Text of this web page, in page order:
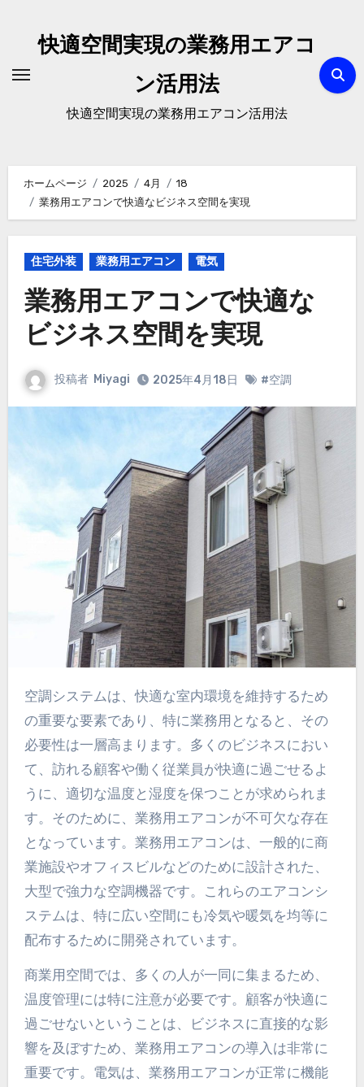
快適空間実現の業務用エアコ
ン活用法
快適空間実現の業務用エアコン活用法
ホームページ 2025 4月
18
業務用エアコンで快適なビジネス空間を実現
住宅外装 業務用エアコン 電気
業務用エアコンで快適な
ビジネス空間を実現
投稿者 Miyagi 2025年4月18日 #空調
空調システムは、快適な室内環境を維持するため
の重要な要素であり、特に業務用となると、その
必要性は一層高まります。 多くのビジネスにおい
て、訪れる顧客や働く従業員が快適に過ごせるよ
うに、適切な温度と湿度を保つことが求められま
す。そのために、業務用エアコンが不可欠な存在
となっています。業務用エアコンは、一般的に商
業施設やオフィスビルなどのために設計された、
大型で強力な空調機器です。これらのエアコンシ
ステムは、特に広い空間にも冷気や暖気を均等に
配布するために開発されています。
商業用空間では、多くの人が一同に集まるため、
温度管理には特に注意が必要です。顧客が快適に
過ごせないということは、ビジネスに直接的な影
響を及ぼすため、業務用エアコンの導入は非常に
重要です。電気は、業務用エアコンが正常に機能